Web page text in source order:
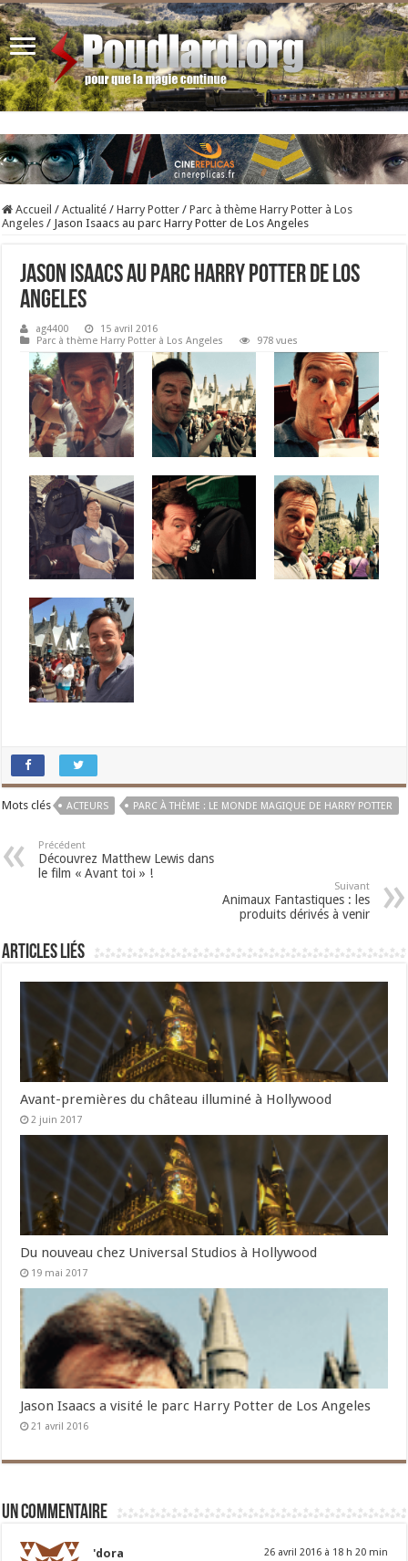
Accueil / Actualité / Harry Potter / Parc à thème Harry Potter à Los
Angeles / Jason Isaacs au parc Harry Potter de Los Angeles
Jason Isaacs au parc Harry Potter de Los
Angeles
ag4400
15 avril 2016
Parc à thème Harry Potter à Los Angeles
978 vues
Mots clés ACTEURS PARC À THÈME : LE MONDE MAGIQUE DE HARRY POTTER
Précédent
Découvrez Matthew Lewis dans
le film « Avant toi » !
Suivant
Animaux Fantastiques : les
produits dérivés à venir
Articles liés
Avant-premières du château illuminé à Hollywood
2 juin 2017
Du nouveau chez Universal Studios à Hollywood
19 mai 2017
Jason Isaacs a visité le parc Harry Potter de Los Angeles
21 avril 2016
Un commentaire
'dora 26 avril 2016 à 18 h 20 min